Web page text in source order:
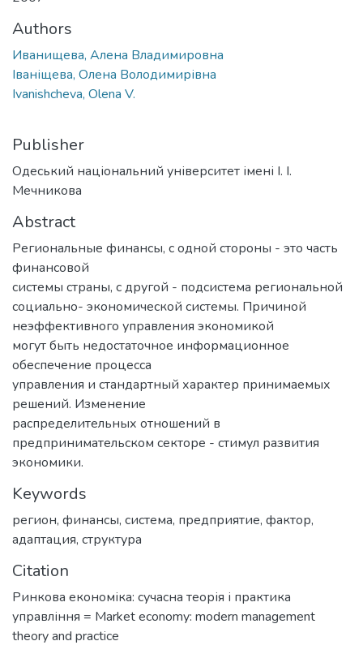
Authors
Иванищева, Алена Владимировна
Іваніщева, Олена Володимирівна
Ivanishcheva, Olena V.
Publisher
Одеський національний університет імені І. І.
Мечникова
Abstract
Региональные финансы, с одной стороны - это часть
финансовой
системы страны, с другой - подсистема региональной
социально- экономической системы. Причиной
неэффективного управления экономикой
могут быть недостаточное информационное
обеспечение процесса
управления и стандартный характер принимаемых
решений. Изменение
распределительных отношений в
предпринимательском секторе - стимул развития
экономики.
Keywords
регион, финансы, система, предприятие, фактор,
адаптация, структура
Citation
Ринкова економіка: сучасна теорія і практика
управління = Market economy: modern management
theory and practice